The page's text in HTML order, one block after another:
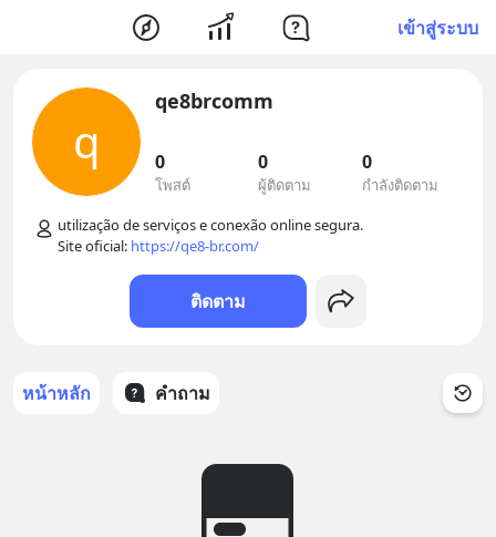
เข้าสู่ระบบ
q
qe8brcomm
0
โพสต์
0
ผู้ติดตาม
0
กำลังติดตาม
utilização de serviços e conexão online segura.
Site oficial: https://qe8-br.com/
ติดตาม
หน้าหลัก คำถาม